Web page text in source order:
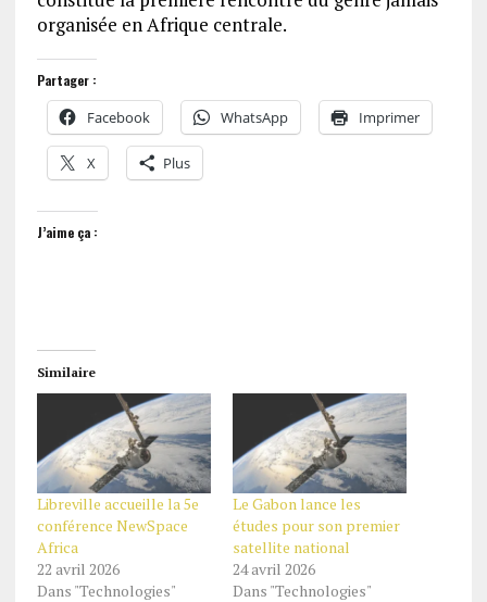
organisée en Afrique centrale.
Partager :
Facebook WhatsApp Imprimer
X Plus
J’aime ça :
Similaire
Libreville accueille la 5e
conférence NewSpace
Africa
22 avril 2026
Dans "Technologies"
Le Gabon lance les
études pour son premier
satellite national
24 avril 2026
Dans "Technologies"